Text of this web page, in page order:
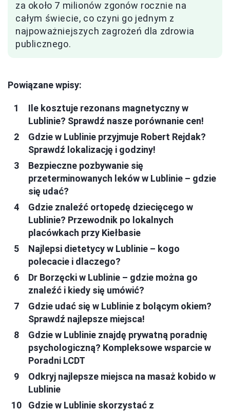
za około 7 milionów zgonów rocznie na
całym świecie, co czyni go jednym z
najpoważniejszych zagrożeń dla zdrowia
publicznego.
Powiązane wpisy:
Ile kosztuje rezonans magnetyczny w
Lublinie? Sprawdź nasze porównanie cen!
Gdzie w Lublinie przyjmuje Robert Rejdak?
Sprawdź lokalizację i godziny!
Bezpieczne pozbywanie się
przeterminowanych leków w Lublinie – gdzie
się udać?
Gdzie znaleźć ortopedę dziecięcego w
Lublinie? Przewodnik po lokalnych
placówkach przy Kiełbasie
Najlepsi dietetycy w Lublinie – kogo
polecacie i dlaczego?
Dr Borzęcki w Lublinie – gdzie można go
znaleźć i kiedy się umówić?
Gdzie udać się w Lublinie z bolącym okiem?
Sprawdź najlepsze miejsca!
Gdzie w Lublinie znajdę prywatną poradnię
psychologiczną? Kompleksowe wsparcie w
Poradni LCDT
Odkryj najlepsze miejsca na masaż kobido w
Lublinie
Gdzie w Lublinie skorzystać z